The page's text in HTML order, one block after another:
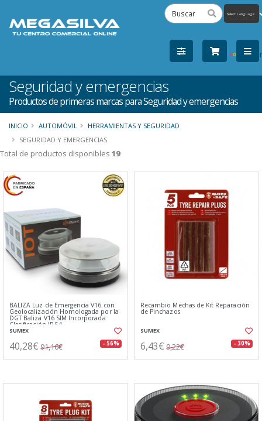
by
Seguridad y emergencias
Productos de primeras marcas para Seguridad y emergencias
INICIO AUTOMÓVIL
HERRAMIENTAS Y SEGURIDAD
SEGURIDAD Y EMERGENCIAS
Total de productos disponibles 19
BALIZA Luz de Emergencia V16 con
Geolocalización Homologada por la
DGT Baliza V16 SIM Incorporada
Clasificación IP-54
SUMEX
40,28€ 91,16€ - 56%
Recambio Mechas de Kit Reparación
de Pinchazos
SUMEX
6,43€ 9,22€ - 30%